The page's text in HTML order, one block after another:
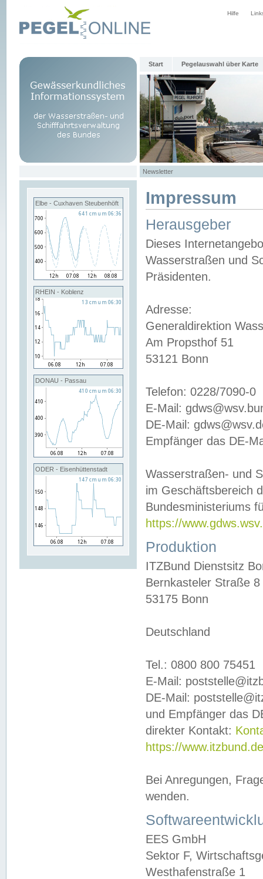
Hilfe
Start Pegelauswahl über Karte
Newsletter
Elbe - Cuxhaven Steubenhöft
RHEIN - Koblenz
DONAU - Passau
ODER - Eisenhüttenstadt
Impressum
Herausgeber
Dieses
Wasserstraßen und
Präsidenten.
Adresse:
Generaldirektion
Am Propsthof 51
53121 Bonn
Telefon: 0228/7090-0
E-Mail:
DE-Mail:
Empfänger das DE-
Wasserstraßen- und
im Geschäftsbereich
Bundesministeriums
https://
Produktion
ITZBund Dienstsitz
Bernkasteler Straße 8
53175 Bonn
Deutschland
Tel.: 0800 800 75451
E-Mail:
DE-Mail:
und Empfänger das
direkter Kontakt:
https://
Bei Anregungen,
wenden.
EES GmbH
Sektor F,
Westhafenstraße 1